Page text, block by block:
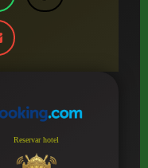
Reservar hotel